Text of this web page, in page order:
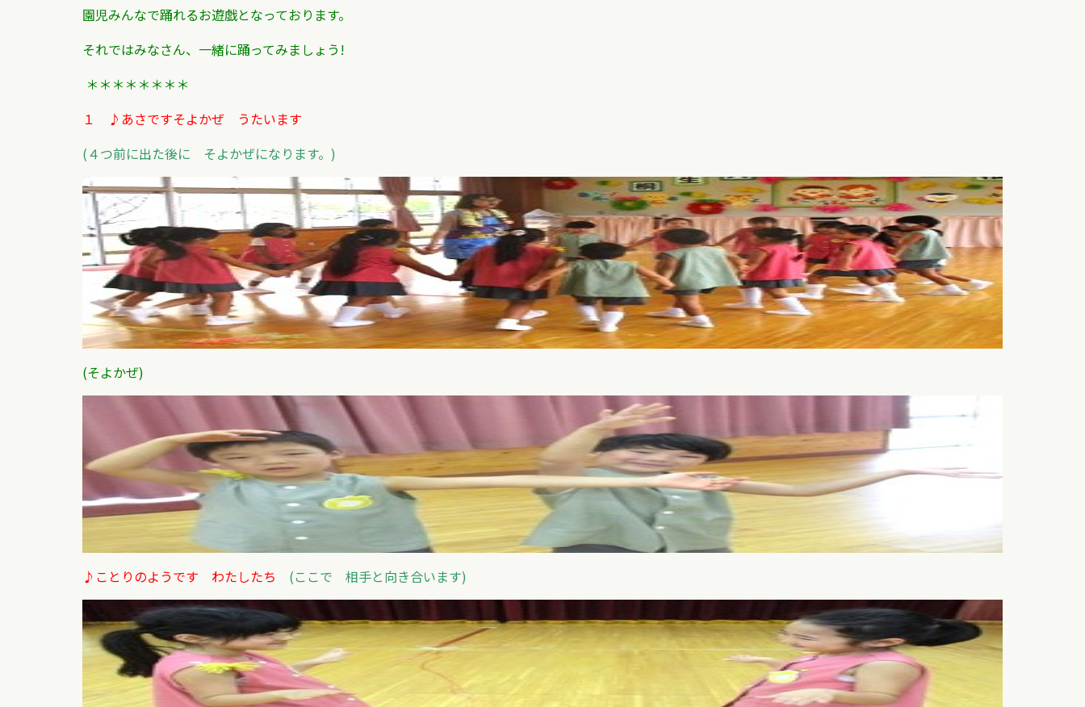
園児みんなで踊れるお遊戯となっております。
それではみなさん、一緒に踊ってみましょう!
＊＊＊＊＊＊＊＊
１ ♪あさですそよかぜ うたいます
(４つ前に出た後に そよかぜになります。)
(そよかぜ)
♪ことりのようです わたしたち (ここで 相手と向き合います)